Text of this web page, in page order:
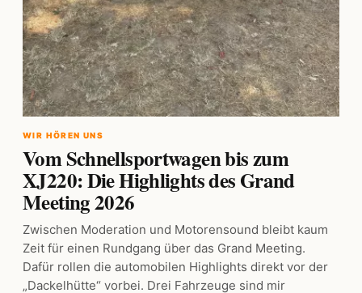
WIR HÖREN UNS
Vom Schnellsportwagen bis zum
XJ220: Die Highlights des Grand
Meeting 2026
Zwischen Moderation und Motorensound bleibt kaum
Zeit für einen Rundgang über das Grand Meeting.
Dafür rollen die automobilen Highlights direkt vor der
„Dackelhütte“ vorbei. Drei Fahrzeuge sind mir